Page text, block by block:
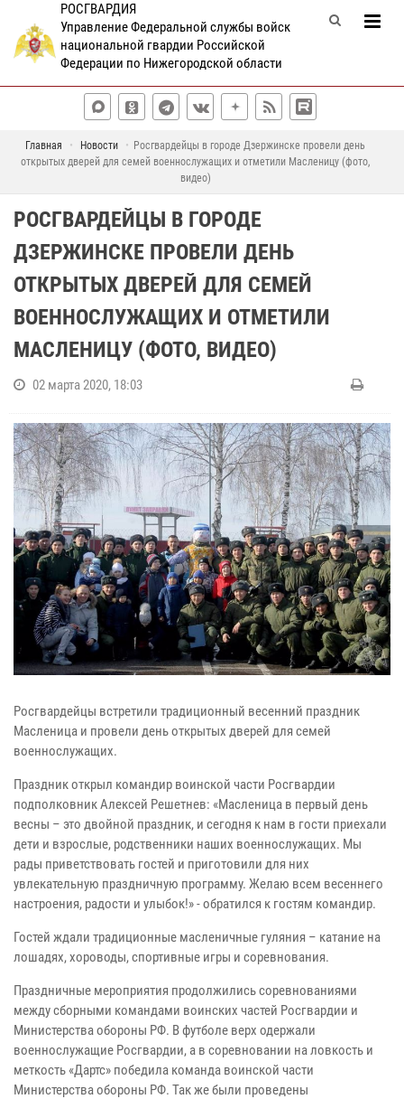
РОСГВАРДИЯ
Управление Федеральной службы войск
национальной гвардии Российской
Федерации по Нижегородской области
Главная Новости
Росгвардейцы в городе Дзержинске провели день
открытых дверей для семей военнослужащих и отметили Масленицу (фото,
видео)
РОСГВАРДЕЙЦЫ В ГОРОДЕ
ДЗЕРЖИНСКЕ ПРОВЕЛИ ДЕНЬ
ОТКРЫТЫХ ДВЕРЕЙ ДЛЯ СЕМЕЙ
ВОЕННОСЛУЖАЩИХ И ОТМЕТИЛИ
МАСЛЕНИЦУ (ФОТО, ВИДЕО)
02 марта 2020, 18:03
Росгвардейцы встретили традиционный весенний праздник
Масленица и провели день открытых дверей для семей
военнослужащих.
Праздник открыл командир воинской части Росгвардии
подполковник Алексей Решетнев: «Масленица в первый день
весны – это двойной праздник, и сегодня к нам в гости приехали
дети и взрослые, родственники наших военнослужащих. Мы
рады приветствовать гостей и приготовили для них
увлекательную праздничную программу. Желаю всем весеннего
настроения, радости и улыбок!» - обратился к гостям командир.
Гостей ждали традиционные масленичные гуляния – катание на
лошадях, хороводы, спортивные игры и соревнования.
Праздничные мероприятия продолжились соревнованиями
между сборными командами воинских частей Росгвардии и
Министерства обороны РФ. В футболе верх одержали
военнослужащие Росгвардии, а в соревновании на ловкость и
меткость «Дартс» победила команда воинской части
Министерства обороны РФ. Так же были проведены